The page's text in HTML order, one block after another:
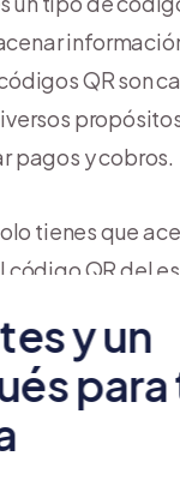
QR son
pagos y cobros.
tienes que
código QR del
móvil con la que
y un
para